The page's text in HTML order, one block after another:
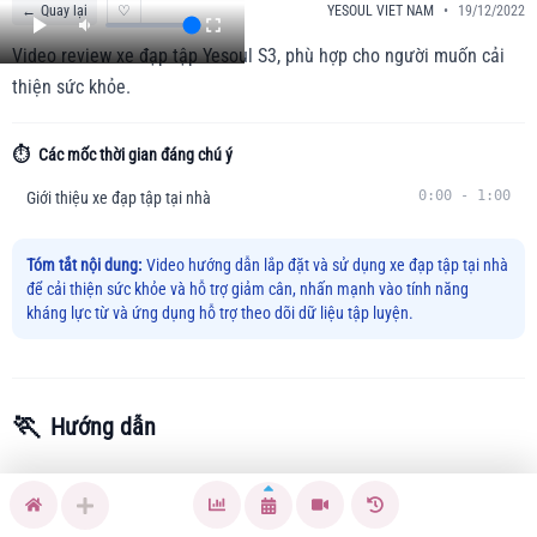
← Quay lại ♡ YESOUL VIET NAM • 19/12/2022
Video review xe đạp tập Yesoul S3, phù hợp cho người muốn cải
thiện sức khỏe.
⏱️ Các mốc thời gian đáng chú ý
Giới thiệu xe đạp tập tại nhà 0:00 - 1:00
Tóm tắt nội dung: Video hướng dẫn lắp đặt và sử dụng xe đạp tập tại nhà
để cải thiện sức khỏe và hỗ trợ giảm cân, nhấn mạnh vào tính năng
kháng lực từ và ứng dụng hỗ trợ theo dõi dữ liệu tập luyện.
🏃 Hướng dẫn
Video này hướng dẫn bạn cách sử dụng xe đạp tập tại nhà